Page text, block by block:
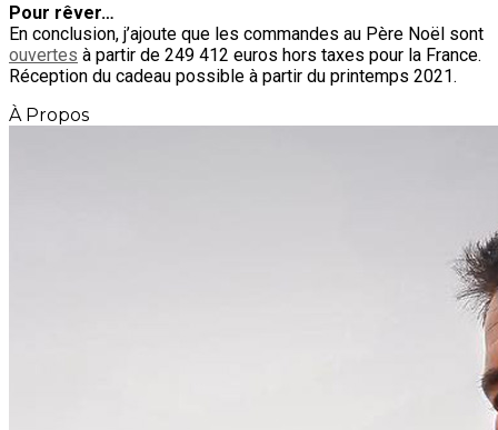
Pour rêver…
En conclusion, j’ajoute que les commandes au Père Noël sont
ouvertes à partir de 249 412 euros hors taxes pour la France.
Réception du cadeau possible à partir du printemps 2021.
À Propos